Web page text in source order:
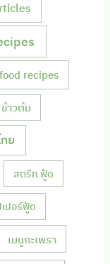
recipes
ข้าวต้ม
ย
สตรีท ฟู้ด
ปอร์ฟู้ด
เมนูกะเพรา